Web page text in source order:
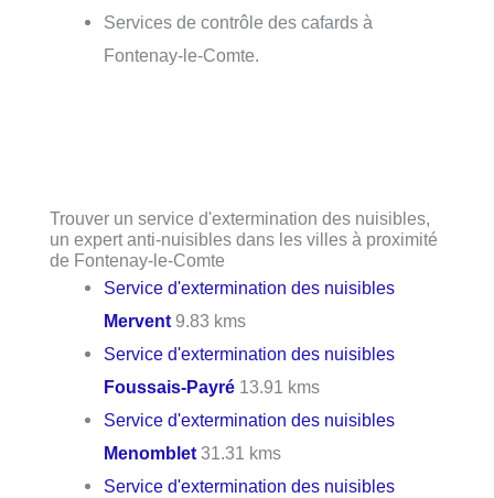
Services de contrôle des cafards à
Fontenay-le-Comte.
Trouver un service d'extermination des nuisibles,
un expert anti-nuisibles dans les villes à proximité
de Fontenay-le-Comte
Service d'extermination des nuisibles
Mervent 9.83 kms
Service d'extermination des nuisibles
Foussais-Payré 13.91 kms
Service d'extermination des nuisibles
Menomblet 31.31 kms
Service d'extermination des nuisibles